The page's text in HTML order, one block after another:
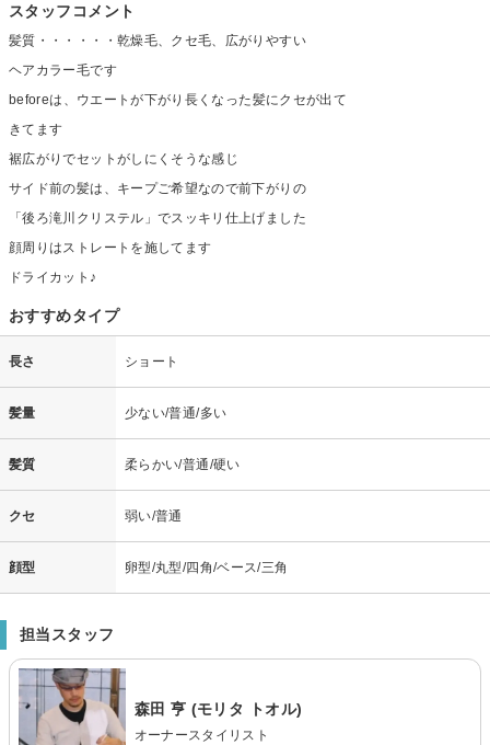
スタッフコメント
髪質・・・・・・乾燥毛、クセ毛、広がりやすい
ヘアカラー毛です
beforeは、ウエートが下がり長くなった髪にクセが出て
きてます
裾広がりでセットがしにくそうな感じ
サイド前の髪は、キープご希望なので前下がりの
「後ろ滝川クリステル」でスッキリ仕上げました
顔周りはストレートを施してます
ドライカット♪
おすすめタイプ
長さ ショート
髪量 少ない/普通/多い
髪質 柔らかい/普通/硬い
クセ 弱い/普通
顔型 卵型/丸型/四角/ベース/三角
担当スタッフ
森田 亨 (モリタ トオル)
オーナースタイリスト